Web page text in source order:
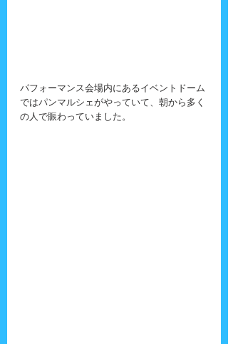
パフォーマンス会場内にあるイベントドーム
ではパンマルシェがやっていて、朝から多く
の人で賑わっていました。